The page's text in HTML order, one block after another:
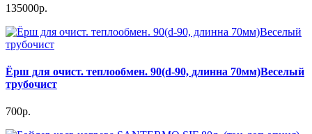
135000р.
Ёрш для очист. теплообмен. 90(d-90, длинна 70мм)Веселый
трубочист
700р.